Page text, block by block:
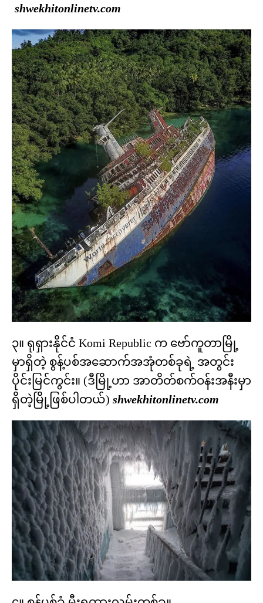
shwekhitonlinetv.com
၃။ ရုရှားနိုင်ငံ Komi Republic က ဗော်ကူတာမြို့
မှာရှိတဲ့ စွန့်ပစ်အဆောက်အအုံတစ်ခုရဲ့ အတွင်း
ပိုင်းမြင်ကွင်း။ (ဒီမြို့ဟာ အာတိတ်စက်ဝန်းအနီးမှာ
ရှိတဲ့မြို့ဖြစ်ပါတယ်) shwekhitonlinetv.com